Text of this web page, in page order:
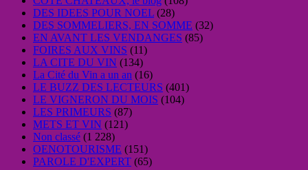
DES IDEES POUR NOEL (28)
DES SOMMELIERS, EN SOMME (32)
EN AVANT LES VENDANGES (85)
FOIRES AUX VINS (11)
LA CITE DU VIN (134)
La Cité du Vin a un an (16)
LE BUZZ DES LECTEURS (401)
LE VIGNERON DU MOIS (104)
LES PRIMEURS (87)
METS ET VIN (121)
Non classé (1 228)
OENOTOURISME (151)
PAROLE D'EXPERT (65)